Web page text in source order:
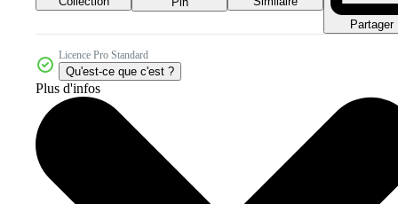
Partager
Licence Pro Standard
Qu'est-ce que c'est ?
Plus d'infos